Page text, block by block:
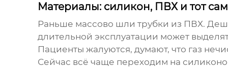
Материалы: силикон, ПВХ и тот
Раньше массово шли трубки из ПВХ.
длительной эксплуатации может
Пациенты жалуются, думают, что газ
Сейчас всё чаще переходим на